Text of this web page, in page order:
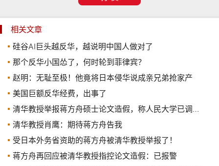
相关文章
硅谷AI巨头越反华，越说明中国人做对了
那个反华小国怂了，何时轮到菲律宾？
赵明：无耻至极！他竟将日本侵华说成亲兄弟抢家产
美国巨额反华经费，出事了
清华教授举报蒋方舟硕士论文造假，称人民大学已调查近3个月
清华教授肖鹰：期待蒋方舟告我
受日本外务省资助的蒋方舟被清华教授举报了！
蒋方舟再回应被清华教授指控论文造假：已报警